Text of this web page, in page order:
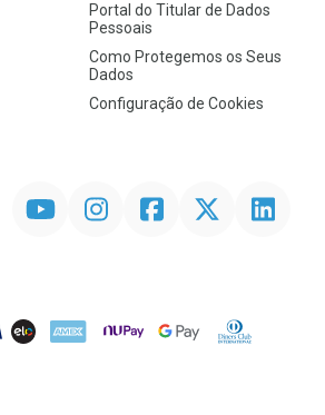
Portal do Titular de Dados
Pessoais
Como Protegemos os Seus
Dados
Configuração de Cookies
InstagramFacebookTwitter Linkedin
ELO AMEX NuPay Google PayDiners Club